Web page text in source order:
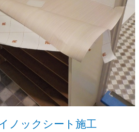
ノックシート施工